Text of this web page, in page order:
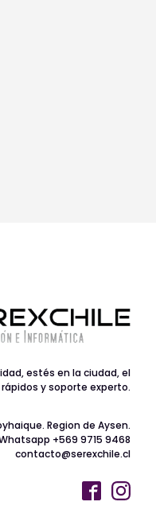
estés en la ciudad, el
y soporte experto.
Region de Aysen.
+569 9715 9468
contacto@serexchile.cl